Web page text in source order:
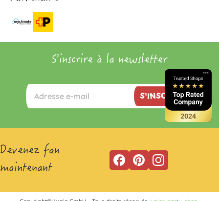
S'inscrire à la newsletter
S'INSCRIRE
Devenez fan
maintenant